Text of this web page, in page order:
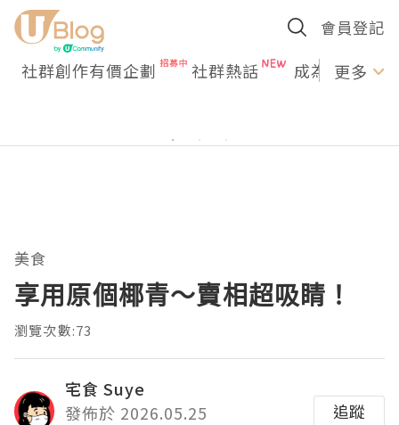
會員登記
社群創作有價企劃 社群熱話 成為U更多
美食
享用原個椰青～賣相超吸睛！
瀏覽次數:73
宅食 Suye
發佈於 2026.05.25
追蹤